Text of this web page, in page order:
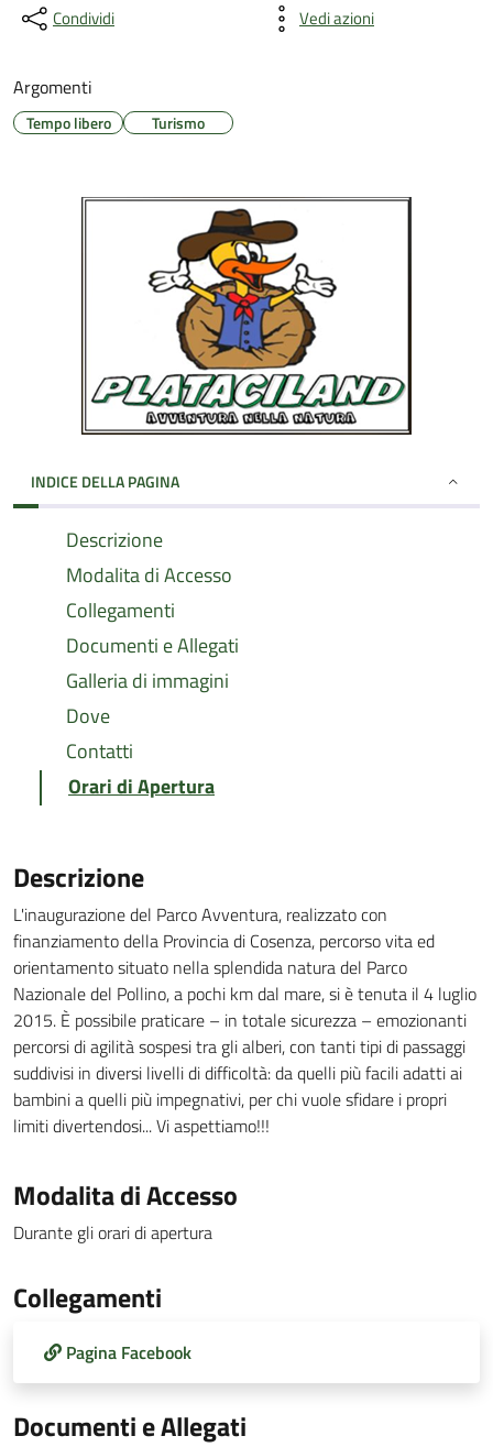
Condividi Vedi azioni
Argomenti
Tempo libero Turismo
INDICE DELLA PAGINA
Descrizione
Modalita di Accesso
Collegamenti
Documenti e Allegati
Galleria di immagini
Dove
Contatti
Orari di Apertura
Descrizione
L'inaugurazione del Parco Avventura, realizzato con
finanziamento della Provincia di Cosenza, percorso vita ed
orientamento situato nella splendida natura del Parco
Nazionale del Pollino, a pochi km dal mare, si è tenuta il 4 luglio
2015. È possibile praticare – in totale sicurezza – emozionanti
percorsi di agilità sospesi tra gli alberi, con tanti tipi di passaggi
suddivisi in diversi livelli di difficoltà: da quelli più facili adatti ai
bambini a quelli più impegnativi, per chi vuole sfidare i propri
limiti divertendosi... Vi aspettiamo!!!
Modalita di Accesso
Durante gli orari di apertura
Collegamenti
Pagina Facebook
Documenti e Allegati